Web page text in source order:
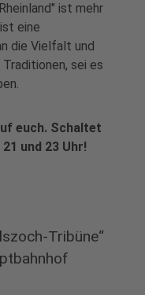
ist mehr
eine
die Vielfalt und
sei es
euch. Schaltet
und 23 Uhr!
Tribüne“